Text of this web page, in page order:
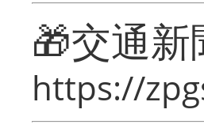
🎁交通
https://